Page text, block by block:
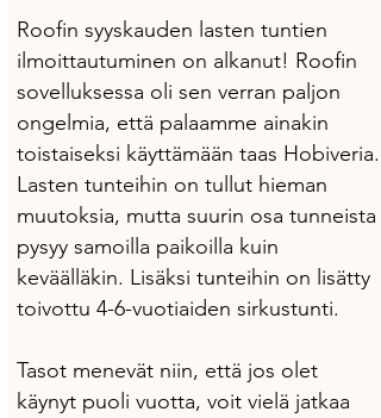
Roofin syyskauden lasten tuntien
ilmoittautuminen on alkanut! Roofin
sovelluksessa oli sen verran paljon
ongelmia, että palaamme ainakin
toistaiseksi käyttämään taas Hobiveria.
Lasten tunteihin on tullut hieman
muutoksia, mutta suurin osa tunneista
pysyy samoilla paikoilla kuin
keväälläkin. Lisäksi tunteihin on lisätty
toivottu 4-6-vuotiaiden sirkustunti.
Tasot menevät niin, että jos olet
käynyt puoli vuotta, voit vielä jatkaa